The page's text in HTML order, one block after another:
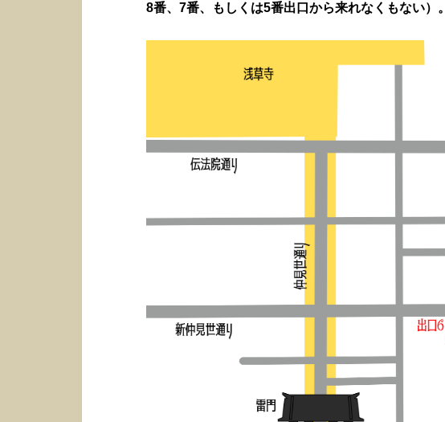
8番、7番、もしくは5番出口から来れなくもない）。